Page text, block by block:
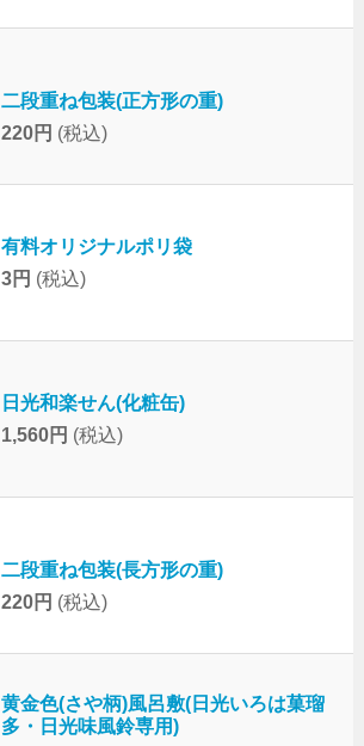
二段重ね包装(正方形の重)
220円 (税込)
有料オリジナルポリ袋
3円 (税込)
日光和楽せん(化粧缶)
1,560円 (税込)
二段重ね包装(長方形の重)
220円 (税込)
黄金色(さや柄)風呂敷(日光いろは菓瑠
多・日光味風鈴専用)